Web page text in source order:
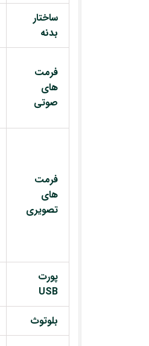
ساختار
بدنه
فرمت
های
صوتی
فرمت
های
تصویری
پورت
USB
بلوتوث